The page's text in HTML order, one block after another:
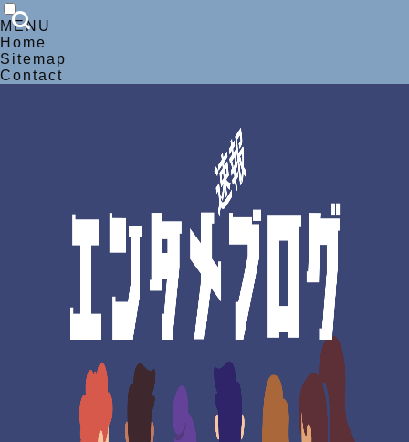
MENU
Home
Sitemap
Contact